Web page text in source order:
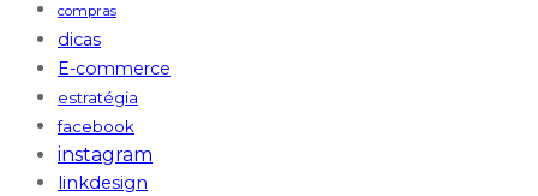
compras
dicas
E-commerce
estratégia
facebook
instagram
linkdesign